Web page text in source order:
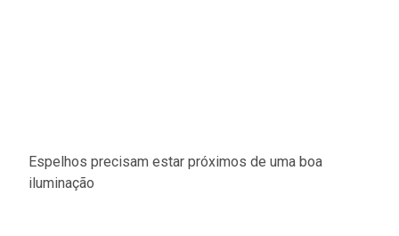
Espelhos precisam estar próximos de uma boa
iluminação